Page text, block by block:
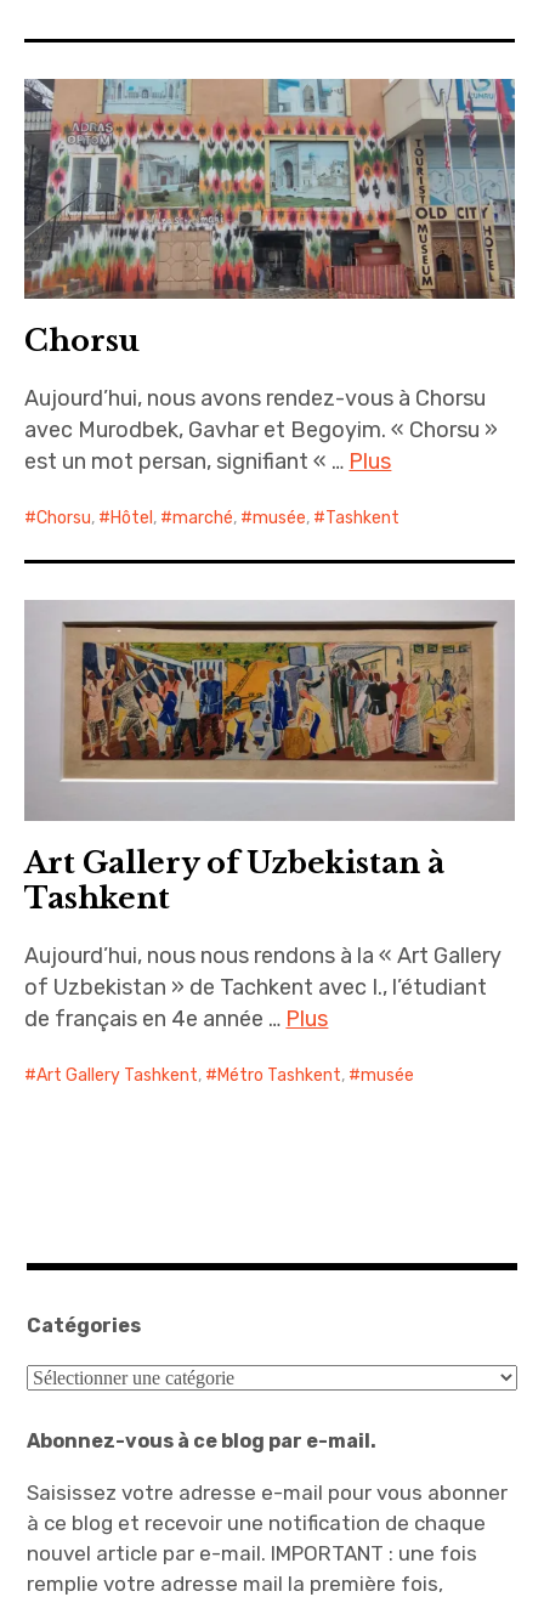
sites & blogs
poésie & cie
workshops & ateliers
Chorsu
Aujourd’hui, nous avons rendez-vous à Chorsu
avec Murodbek, Gavhar et Begoyim. « Chorsu »
est un mot persan, signifiant « … Plus
Chorsu, Hôtel, marché, musée, Tashkent
Art Gallery of Uzbekistan à
Tashkent
Aujourd’hui, nous nous rendons à la « Art Gallery
of Uzbekistan » de Tachkent avec I., l’étudiant
de français en 4e année … Plus
Art Gallery Tashkent, Métro Tashkent, musée
Catégories
Catégories
Abonnez-vous à ce blog par e-mail.
Saisissez votre adresse e-mail pour vous abonner
à ce blog et recevoir une notification de chaque
nouvel article par e-mail. IMPORTANT : une fois
remplie votre adresse mail la première fois,